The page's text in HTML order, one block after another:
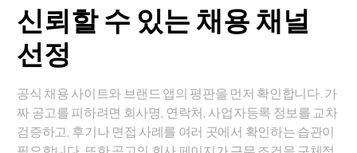
신뢰할 수 있는 채용 채널
선정
공식 채용 사이트와 브랜드 앱의 평판을 먼저 확인합니다. 가
짜 공고를 피하려면 회사명, 연락처, 사업자등록 정보를 교차
검증하고, 후기나 면접 사례를 여러 곳에서 확인하는 습관이